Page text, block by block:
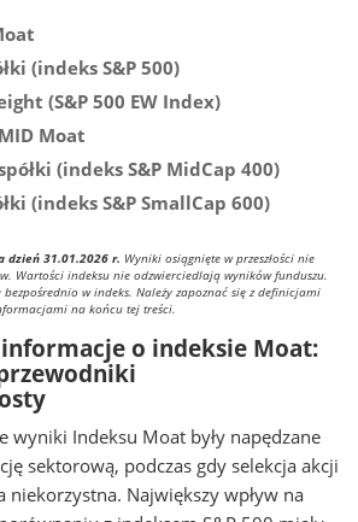
(indeks S&P 500)
(S&P 500 EW Index)
Moat
(indeks S&P MidCap 400)
(indeks S&P SmallCap 600)
dzień 31.01.2026 r. Wyniki osiągnięte w przeszłości nie
Wartości indeksu nie odzwierciedlają wyników funduszu.
w indeks. Należy zapoznać się z definicjami
na końcu tej treści.
o indeksie Moat:
wyniki Indeksu Moat były napędzane
sektorową, podczas gdy selekcja akcji
niekorzystna. Największy wpływ na